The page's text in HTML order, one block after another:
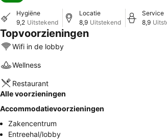
Hygiëne
9,2 Uitstekend
Locatie
8,9 Uitstekend
Service
8,9
Topvoorzieningen
Wifi in de lobby
Wellness
Restaurant
Alle voorzieningen
Accommodatievoorzieningen
Zakencentrum
Entreehal/lobby